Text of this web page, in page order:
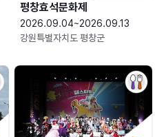
평창효석문화제
2026.09.04~2026.09.13
강원특별자치도 평창군